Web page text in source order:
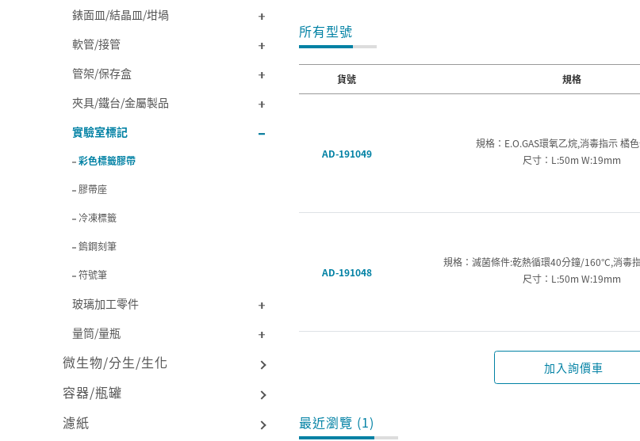
錶面皿/結晶皿/坩堝
軟管/接管
管架/保存盒
夾具/鐵台/金屬製品
實驗室標記
彩色標籤膠帶
膠帶座
冷凍標籤
鎢鋼刻筆
符號筆
玻璃加工零件
量筒/量瓶
微生物/分生/生化
容器/瓶罐
濾紙
所有型號
貨號 規格
AD-191049
規格：E.O.GAS環氧乙烷,消毒指示 橘
尺寸：L:50m W:19mm
AD-191048
規格：滅菌條件:乾熱循環40分鐘/160°C,消毒
尺寸：L:50m W:19mm
加入詢價車
最近瀏覽 (1)